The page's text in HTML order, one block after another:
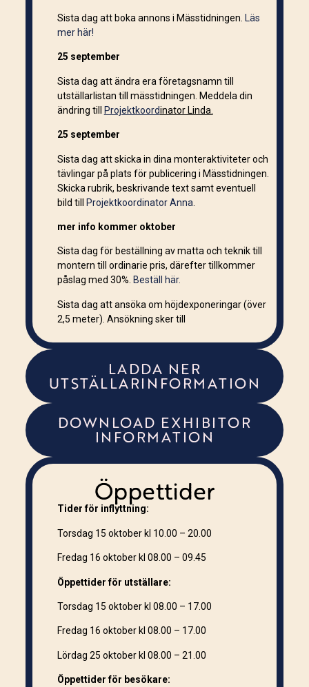
Sista dag att boka annons i Mässtidningen. Läs
mer här!
25 september
Sista dag att ändra era företagsnamn till
utställarlistan till mässtidningen. Meddela din
ändring till
Projektkoordinator Linda.
25 september
Sista dag att skicka in dina monteraktiviteter och
tävlingar på plats för publicering i Mässtidningen.
Skicka rubrik, beskrivande text samt eventuell
bild till Projektkoordinator Anna
mer info kommer oktober
Sista dag för beställning av matta och teknik till
montern till ordinarie pris, därefter tillkommer
påslag med 30%. Beställ här.
Sista dag att ansöka om höjdexponeringar (över
2,5 meter). Ansökning sker till
LADDA NER
UTSTÄLLARINFORMATION
DOWNLOAD EXHIBITOR
INFORMATION
Öppettider
Tider för inflyttning:
Torsdag 15 oktober kl 10.00 – 20.00
Fredag 16 oktober kl 08.00 – 09.45
Öppettider för utställare:
Torsdag 15 oktober kl 08.00 – 17.00
Fredag 16 oktoberkl 08.00 – 17.00
Lördag 25 oktoberkl 08.00 – 21.00
Öppettider för besökare: